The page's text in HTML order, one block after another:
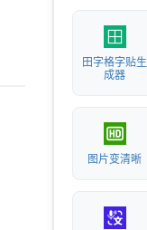
田字格字贴生
成器
图片变清晰